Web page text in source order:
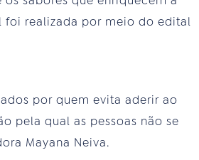
foi realizada por meio do edital
por quem evita aderir ao
pela qual as pessoas não se
Mayana Neiva.